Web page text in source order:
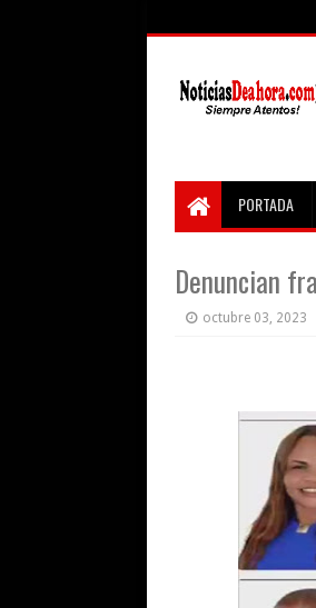
PORTADA
Denuncian
octubre 03, 2023